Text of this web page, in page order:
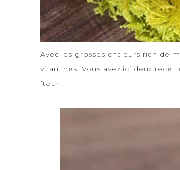
Avec les grosses chaleurs rien de
vitamines. Vous avez ici deux
ftour.